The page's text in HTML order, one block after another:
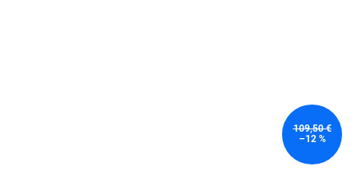
109,50 €
–12 %